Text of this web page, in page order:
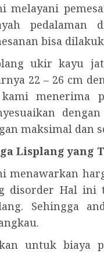
melayani
pedalaman
bisa
ukir kayu
22 – 26 cm
menerima
maksimal dan
Lisplang yang
menawarkan
disorder Hal ini
Sehingga
untuk biaya